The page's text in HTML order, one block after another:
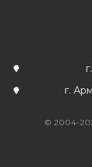
г.
© 2004-